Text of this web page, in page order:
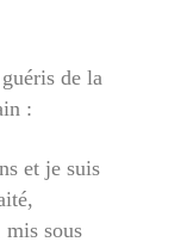
de la
:
et je suis
sous